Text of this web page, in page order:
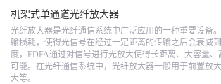
机架式单通道光纤放大器
光纤放大器是光纤通信系统中广泛应用的一种重要设备
输损耗，使得光信号在经过一定距离的传输之后会衰减
度，EDFA通过对信号进行光放大使得长距离、大容量
可能。在光纤通信系统中，光纤放大器一般用于前置放
大等。